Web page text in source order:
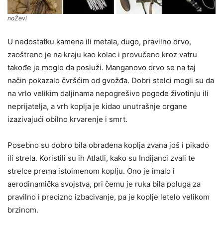
noŽevi
U nedostatku kamena ili metala, dugo, pravilno drvo,
zaoštreno je na kraju kao kolac i provučeno kroz vatru
takođe je moglo da posluži. Manganovo drvo se na taj
način pokazalo čvršćim od gvožđa. Dobri stelci mogli su da
na vrlo velikim daljinama nepogrešivo pogode životinju ili
neprijatelja, a vrh koplja je kidao unutrašnje organe
izazivajući obilno krvarenje i smrt.
Posebno su dobro bila obrađena koplja zvana još i pikado
ili strela. Koristili su ih Atlatli, kako su Indijanci zvali te
strelce prema istoimenom koplju. Ono je imalo i
aerodinamička svojstva, pri čemu je ruka bila poluga za
pravilno i precizno izbacivanje, pa je koplje letelo velikom
brzinom.